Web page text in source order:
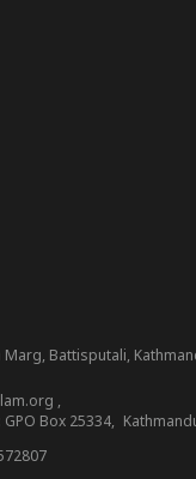
Marg, Battisputali,
,
Box 25334,